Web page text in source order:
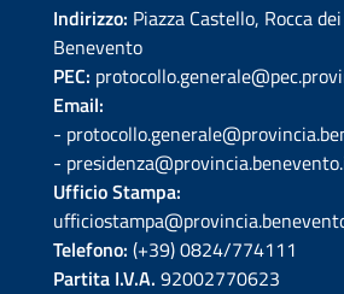
Indirizzo: Piazza Castello, Rocca
Benevento
PEC:
Email:
-
-
Ufficio Stampa:
Telefono: (+39) 0824/774111
Partita I.V.A. 92002770623